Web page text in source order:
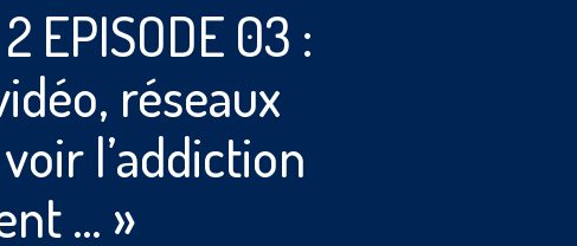
EPISODE 03 :
réseaux
l’addiction
… »